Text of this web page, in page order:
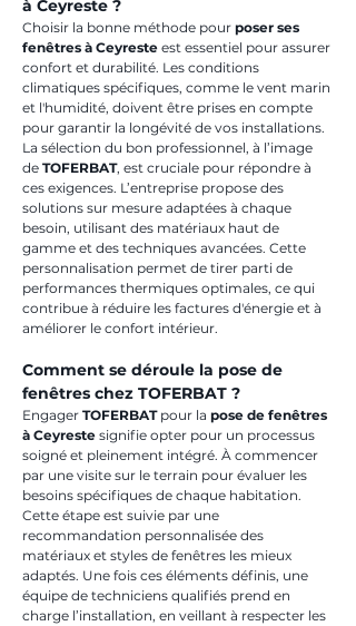
à Ceyreste ?
Choisir la bonne méthode pour poser ses
fenêtres à Ceyreste est essentiel pour assurer
confort et durabilité. Les conditions
climatiques spécifiques, comme le vent marin
et l'humidité, doivent être prises en compte
pour garantir la longévité de vos installations.
La sélection du bon professionnel, à l’image
de TOFERBAT, est cruciale pour répondre à
ces exigences. L’entreprise propose des
solutions sur mesure adaptées à chaque
besoin, utilisant des matériaux haut de
gamme et des techniques avancées. Cette
personnalisation permet de tirer parti de
performances thermiques optimales, ce qui
contribue à réduire les factures d'énergie et à
améliorer le confort intérieur.
Comment se déroule la pose de
fenêtres chez TOFERBAT ?
Engager TOFERBAT pour la pose de fenêtres
à Ceyreste signifie opter pour un processus
soigné et pleinement intégré. À commencer
par une visite sur le terrain pour évaluer les
besoins spécifiques de chaque habitation.
Cette étape est suivie par une
recommandation personnalisée des
matériaux et styles de fenêtres les mieux
adaptés. Une fois ces éléments définis, une
équipe de techniciens qualifiés prend en
charge l’installation, en veillant à respecter les